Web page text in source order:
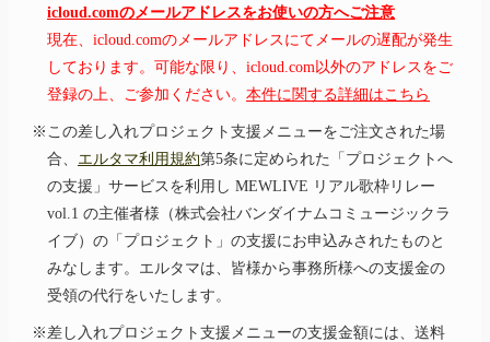
icloud.comのメールアドレスをお使いの方へご注意
現在、icloud.comのメールアドレスにてメールの遅配が発生
しております。可能な限り、icloud.com以外のアドレスをご
登録の上、ご参加ください。 本件に関する詳細はこちら
※この差し入れプロジェクト支援メニューをご注文された場
合、 エルタマ利用規約第5条に定められた「プロジェクトへ
の支援」サービスを利用し MEWLIVE リアル歌枠リレー
vol.1 の主催者様（株式会社バンダイナムコミュージックラ
イブ）の「プロジェクト」の支援にお申込みされたものと
みなします。エルタマは、皆様から事務所様への支援金の
受領の代行をいたします。
※差し入れプロジェクト支援メニューの支援金額には、送料